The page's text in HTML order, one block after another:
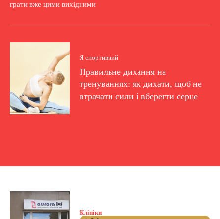
грати вже цими вихідними
Я спортивний
Правильне дихання на
тренуваннях: як дихати, щоб не
втрачати сили і вберегти серце
Клініки